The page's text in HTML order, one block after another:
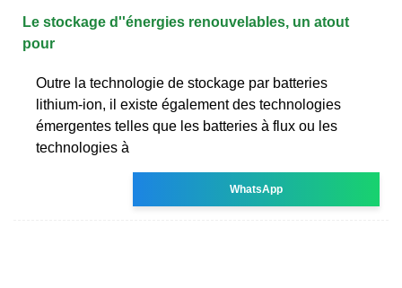
Le stockage d''énergies renouvelables, un atout
pour
Outre la technologie de stockage par batteries
lithium-ion, il existe également des technologies
émergentes telles que les batteries à flux ou les
technologies à
WhatsApp